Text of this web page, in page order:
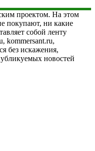
проектом. На этом
покупают, ни какие
собой ленту
kommersant.ru,
без искажения,
новостей